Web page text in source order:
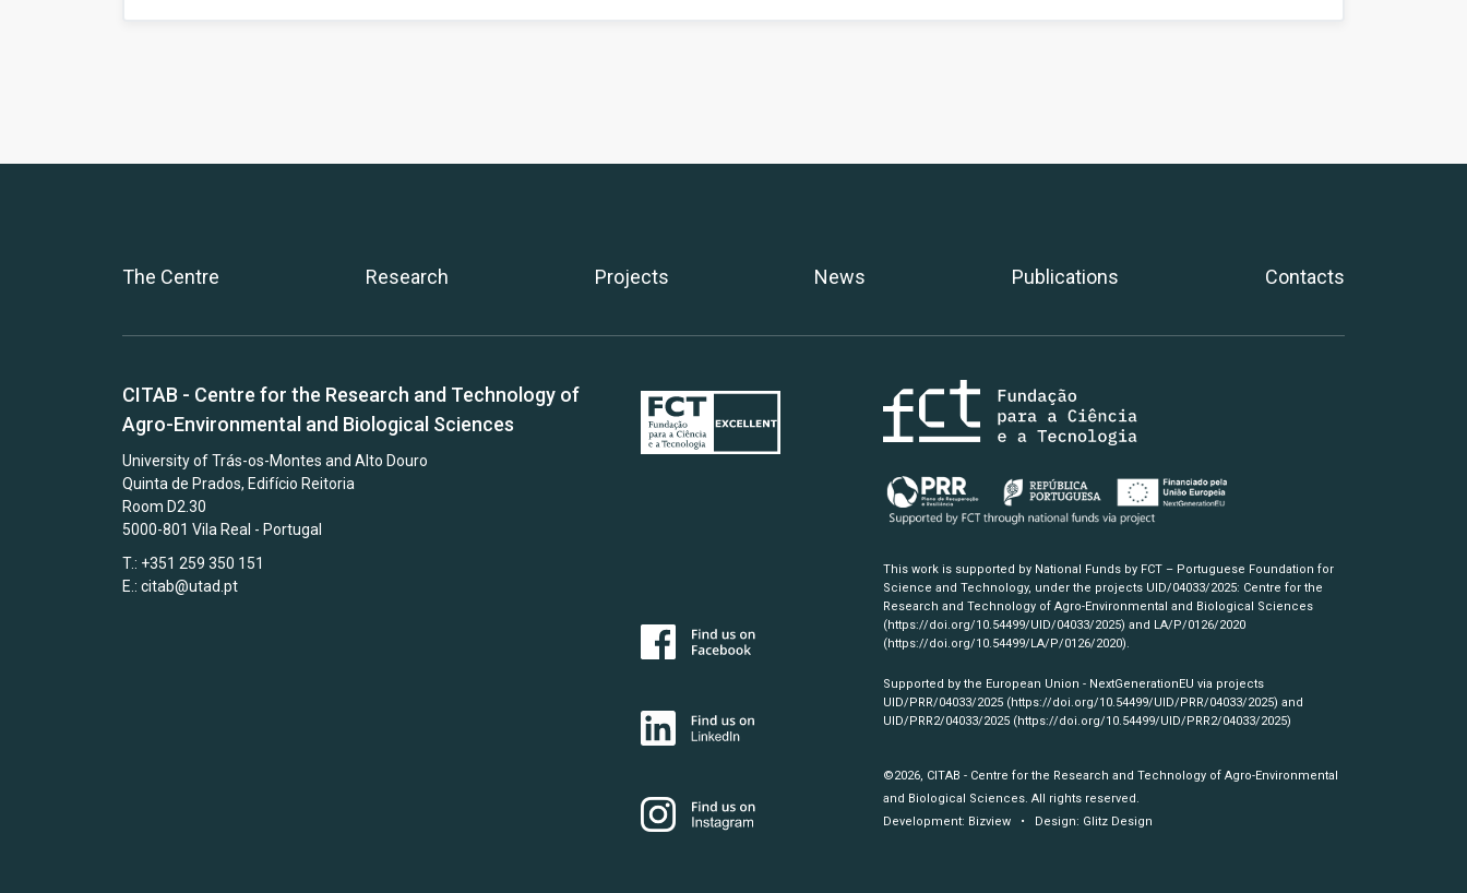
The Centre Research Projects News Publications Contacts
CITAB - Centre for the Research and Technology of
Agro-Environmental and Biological Sciences
University of Trás-os-Montes and Alto Douro
Quinta de Prados, Edifício Reitoria
Room D2.30
5000-801 Vila Real - Portugal
T.: +351 259 350 151
E.: citab@utad.pt
This work is supported by National Funds by FCT – Portuguese Foundation for
Science and Technology, under the projects UID/04033/2025: Centre for the
Research and Technology of Agro-Environmental and Biological Sciences
(https://doi.org/10.54499/UID/04033/2025) and LA/P/0126/2020
(https://doi.org/10.54499/LA/P/0126/2020).
Supported by the European Union - NextGenerationEU via projects
UID/PRR/04033/2025 (https://doi.org/10.54499/UID/PRR/04033/2025) and
UID/PRR2/04033/2025 (https://doi.org/10.54499/UID/PRR2/04033/2025)
©2026, CITAB - Centre for the Research and Technology of Agro-Environmental
and Biological Sciences. All rights reserved.
Development: Bizview• Design: Glitz Design